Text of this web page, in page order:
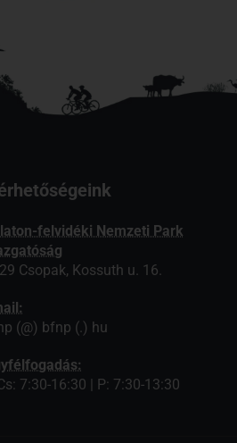
felvidéki Nemzeti Park
Csopak, Kossuth u. 16.
(@) bfnp (.) hu
7:30-16:30 | P: 7:30-13:30